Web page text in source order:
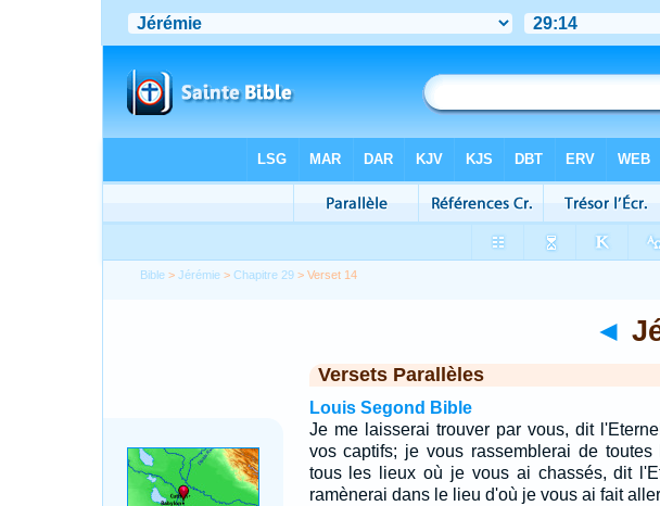
Bible >Jérémie >Chapitre 29 > Verset 14
◄
Versets Parallèles
Louis Segond Bible
Je me laisserai trouver par vous, dit
vos captifs; je vous rassemblerai de
tous les lieux où je vous ai chassés, dit
ramènerai dans le lieu d'où je vous ai fait